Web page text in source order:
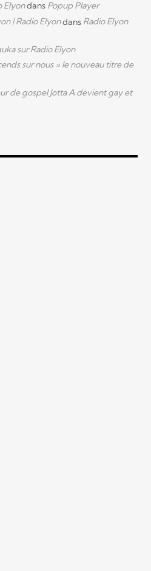
Elyondans Popup Player
| Radio Elyondans Radio Elyon
sur Radio Elyon
sur nous » le nouveau titre de
de gospel Jotta A devient gay et